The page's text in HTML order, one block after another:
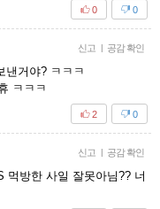
0
0
신고 공감 확인
낸거야? ㅋㅋㅋ
ㅋㅋㅋ
0
2
신고 공감 확인
먹방한 사일 잘못아님?? 너